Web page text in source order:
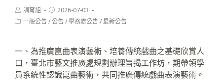
Post
author:
訓育組
Post
published:
2026-07-03
Post一般公告/公告/學務處公告/最新公告
一、為推廣崑曲表演藝術、培養傳統戲曲之基礎欣賞人
口，臺北市藝文推廣處規劃辦理旨揭工作坊，期帶領學
員系統性認識崑曲藝術，共同推廣傳統戲曲表演藝術。